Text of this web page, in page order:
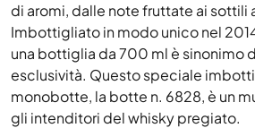
di aromi, dalle note fruttate ai sottili
Imbottigliato in modo unico nel
una bottiglia da 700 ml è sinonimo
esclusività. Questo speciale
monobotte, la botte n. 6828, è un
gli intenditori del whisky pregiato.